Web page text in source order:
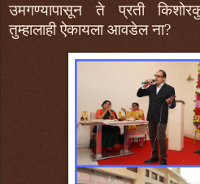
उमगण्यापासून ते प्रती
तुम्हालाही ऐकायला आवडेल ना?